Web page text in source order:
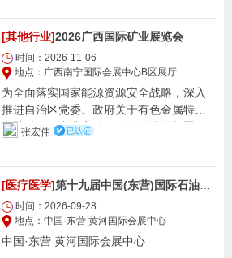
电减震、工程机械管路等安徽优势应用场
景。
以“人文生命、绿色低碳、生态节地、智慧
创新”为核心主线，集中展示现代殡葬产业
新理念、新技术、新材料、新装备、新服
务，致力于成为中国殡葬产业重要的宣传
交流平台。
027 地点： 深圳会展中心（福华三路） Lo
cation: Shenzhen Convention and Exhibiti
on Center (Fuhua 3rd Road) 一、时代风
口：半导体产业的崛起与突围 当人工智
能、智能汽车、无人机、汽车电子、安防
监控、物联网、智能手机、消 费穿戴、智
能家居、5G 通信等新兴技术浪潮席卷全
愈发凸显，直接驱动全球市场需求持续爆
发式增长。 中国，作为全球电子制造业枢
纽与最大消费电子市场，正迎来半导体产
业的黄金 发展期——不仅已成长为全球规
模最大、贸易最活跃的半导体市场，更在
国家政策的 强力赋能下，加速突破关键核
[其他行业]2026广西国际矿业展览会
时间：2026-11-06
地点：广西南宁国际会展中心B区展厅
为全面落实国家能源资源安全战略，深入
推进自治区党委、政府关于有色金属特别
是关键金属产业高质量发展的决策部署，
国（广西）—东盟矿业合作大会转型升级
实施方案》相关要求，制定本方案。
张宏伟
[医疗医学]第十九届中国(东营)国际石油石化装备与技术展览会
时间：2026-09-28
地点：中国·东营 黄河国际会展中心
中国·东营 黄河国际会展中心